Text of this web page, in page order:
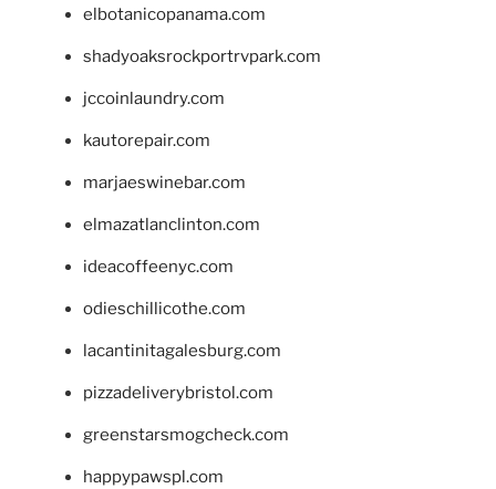
elbotanicopanama.com
shadyoaksrockportrvpark.com
jccoinlaundry.com
kautorepair.com
marjaeswinebar.com
elmazatlanclinton.com
ideacoffeenyc.com
odieschillicothe.com
lacantinitagalesburg.com
pizzadeliverybristol.com
greenstarsmogcheck.com
happypawspl.com